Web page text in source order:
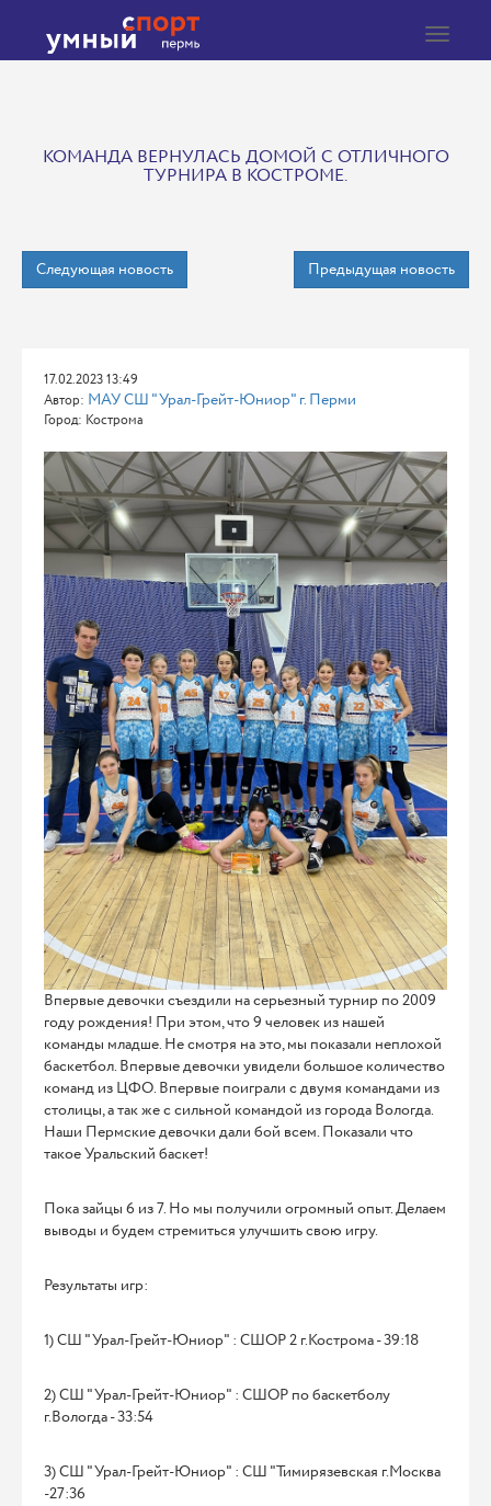
Toggle
КОМАНДА ВЕРНУЛАСЬ ДОМОЙ С ОТЛИЧНОГО
ТУРНИРА В КОСТРОМЕ.
Следующая новость Предыдущая новость
17.02.2023 13:49
Автор: МАУ СШ "Урал-Грейт-Юниор" г. Перми
Город: Кострома
Впервые девочки съездили на серьезный турнир по 2009
году рождения! При этом, что 9 человек из нашей
команды младше. Не смотря на это, мы показали неплохой
баскетбол. Впервые девочки увидели большое количество
команд из ЦФО. Впервые поиграли с двумя командами из
столицы, а так же с сильной командой из города Вологда.
Наши Пермские девочки дали бой всем. Показали что
такое Уральский баскет!
Пока зайцы 6 из 7. Но мы получили огромный опыт. Делаем
выводы и будем стремиться улучшить свою игру.
Результаты игр:
1) СШ "Урал-Грейт-Юниор" : СШОР 2 г.Кострома - 39:18
2) СШ "Урал-Грейт-Юниор" : СШОР по баскетболу
г.Вологда - 33:54
3) СШ "Урал-Грейт-Юниор" : СШ "Тимирязевская г.Москва
-27:36